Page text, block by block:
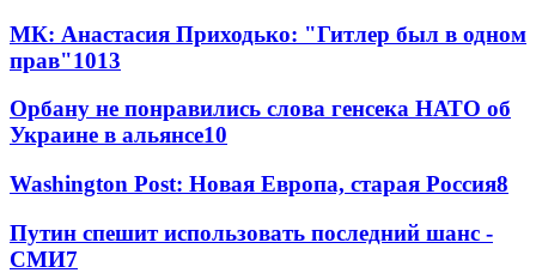
МК: Анастасия Приходько: "Гитлер был в одном
прав"1013
Орбану не понравились слова генсека НАТО об
Украине в альянсе10
Washington Post: Новая Европа, старая Россия8
Путин спешит использовать последний шанс -
СМИ7